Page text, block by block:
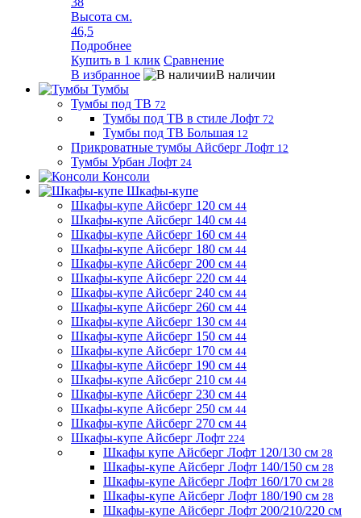
Высота см.
46,5
Подробнее
Купить в 1 клик Сравнение
В избранное
В наличии
Тумбы
Тумбы под ТВ 72
Тумбы под ТВ в стиле Лофт 72
Тумбы под ТВ Большая 12
Прикроватные тумбы Айсберг Лофт 12
Тумбы Урбан Лофт 24
Консоли
Шкафы-купе
Шкафы-купе Айсберг 120 см 44
Шкафы-купе Айсберг 140 см 44
Шкафы-купе Айсберг 160 см 44
Шкафы-купе Айсберг 180 см 44
Шкафы-купе Айсберг 200 см 44
Шкафы-купе Айсберг 220 см 44
Шкафы-купе Айсберг 240 см 44
Шкафы-купе Айсберг 260 см 44
Шкафы-купе Айсберг 130 см 44
Шкафы-купе Айсберг 150 см 44
Шкафы-купе Айсберг 170 см 44
Шкафы-купе Айсберг 190 см 44
Шкафы-купе Айсберг 210 см 44
Шкафы-купе Айсберг 230 см 44
Шкафы-купе Айсберг 250 см 44
Шкафы-купе Айсберг 270 см 44
Шкафы-купе Айсберг Лофт 224
Шкафы купе Айсберг Лофт 120/130 см 28
Шкафы-купе Айсберг Лофт 140/150 см 28
Шкафы-купе Айсберг Лофт 160/170 см 28
Шкафы-купе Айсберг Лофт 180/190 см 28
Шкафы-купе Айсберг Лофт 200/210/220 см